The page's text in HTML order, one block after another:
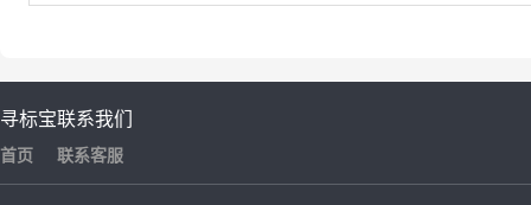
寻标宝
首页
联系我们
联系客服